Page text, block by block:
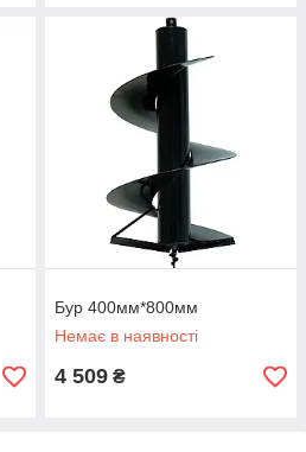
Бур 400мм*800мм
Немає в наявності
4 509 ₴